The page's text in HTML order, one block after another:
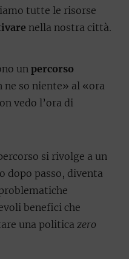
tutte le risorse
nella nostra città.
un percorso
ne so niente» al «ora
vedo l’ora di
si rivolge a un
dopo passo, diventa
benefici che
una politica zero